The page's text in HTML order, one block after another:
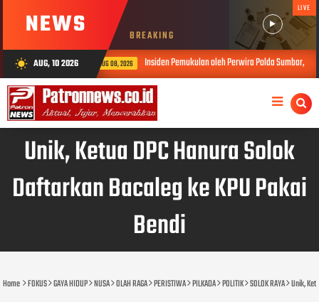
NEWS BREAKING
LIVE
wb_sunny AUG, 10 2026
AUG 08, 2026 Insiden Pemukulan oleh Perwira Polda Sumbar, Kabid Humas: Propam
Unik, Ketua DPC Hanura Solok
Daftarkan Bacaleg ke KPU Pakai
Bendi
Home FOKUS GAYA HIDUP NUSA OLAH RAGA PERISTIWA PILKADA POLITIK SOLOK RAYA Unik,